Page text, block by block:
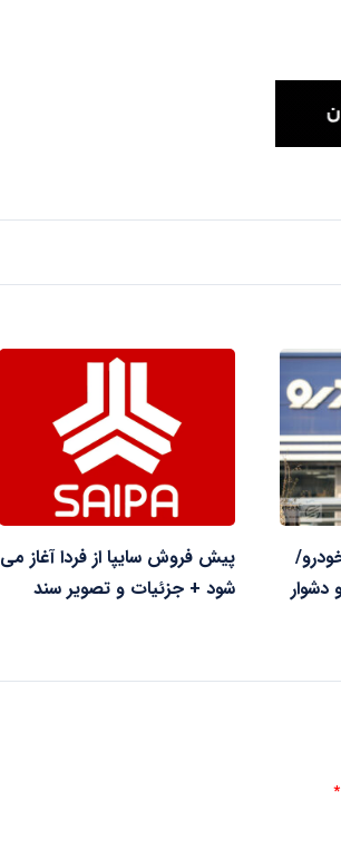
پیش فروش سایپا از فردا آغاز می
شود + جزئیات و تصویر سند
*